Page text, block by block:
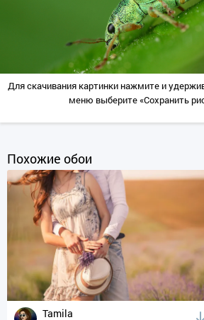
Для скачивания картинки нажмите и
меню выберите «Сохранить
Похожие обои
Tamila